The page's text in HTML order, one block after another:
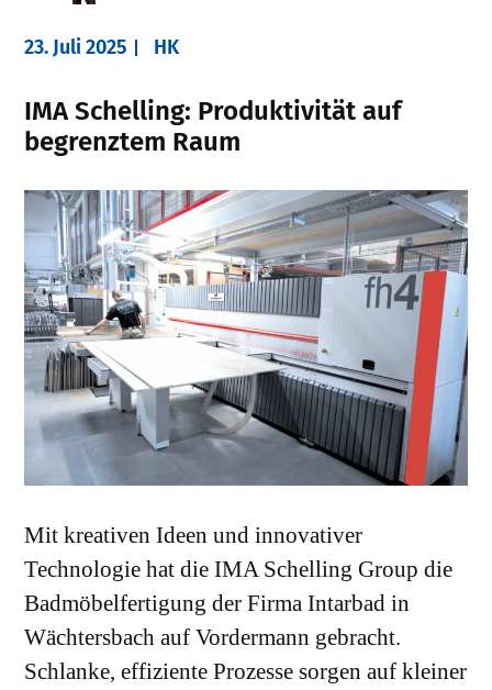
23. Juli 2025 HK
IMA Schelling: Produktivität auf
begrenztem Raum
Mit kreativen Ideen und innovativer
Technologie hat die IMA Schelling Group die
Badmöbelfertigung der Firma Intarbad in
Wächtersbach auf Vordermann gebracht.
Schlanke, effiziente Prozesse sorgen auf kleiner